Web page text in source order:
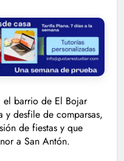
el barrio de El Bojar
desfile de comparsas,
de fiestas y que
a San Antón.